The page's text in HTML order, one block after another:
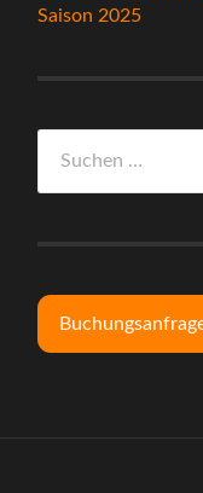
Saison 2025
nach: